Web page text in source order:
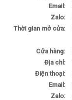
Email:
Zalo:
Thời gian mở cửa:
Cửa hàng:
Địa chỉ:
Điện thoại:
Email:
Zalo: